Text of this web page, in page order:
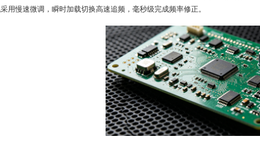
用慢速微调，瞬时加载切换高速追频，毫秒级完成频率修正。